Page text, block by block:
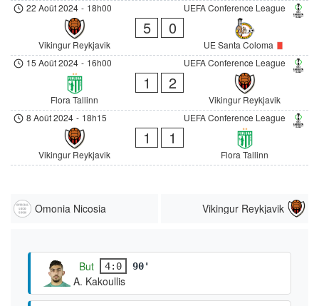
UEFA Conference League
22 Août 2024 - 18h00
Vikingur Reykjavik
5 0
UE Santa Coloma
UEFA Conference League
15 Août 2024 - 16h00
Flora Tallinn
1 2
Vikingur Reykjavik
UEFA Conference League
8 Août 2024 - 18h15
Vikingur Reykjavik
1 1
Flora Tallinn
Omonia Nicosia Vikingur Reykjavik
But 4:0 90'
A. Kakoullis